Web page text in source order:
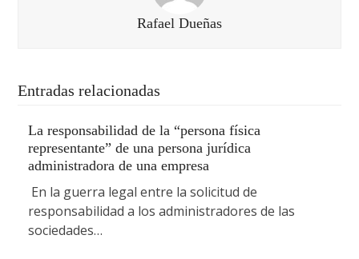
Rafael Dueñas
Entradas relacionadas
La responsabilidad de la “persona física
representante” de una persona jurídica
administradora de una empresa
En la guerra legal entre la solicitud de
responsabilidad a los administradores de las
sociedades…